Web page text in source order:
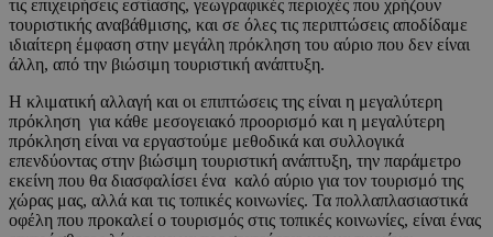
τις επιχειρήσεις εστίασης, γεωγραφικές περιοχές που χρήζουν
τουριστικής αναβάθμισης, και σε όλες τις περιπτώσεις αποδίδαμε
ιδιαίτερη έμφαση στην μεγάλη πρόκληση του αύριο που δεν είναι
άλλη, από την βιώσιμη τουριστική ανάπτυξη.
Η κλιματική αλλαγή και οι επιπτώσεις της είναι η μεγαλύτερη
πρόκληση για κάθε μεσογειακό προορισμό και η μεγαλύτερη
πρόκληση είναι να εργαστούμε μεθοδικά και συλλογικά
επενδύοντας στην βιώσιμη τουριστική ανάπτυξη, την παράμετρο
εκείνη που θα διασφαλίσει ένα καλό αύριο για τον τουρισμό της
χώρας μας, αλλά και τις τοπικές κοινωνίες. Τα πολλαπλασιαστικά
οφέλη που προκαλεί ο τουρισμός στις τοπικές κοινωνίες, είναι ένας